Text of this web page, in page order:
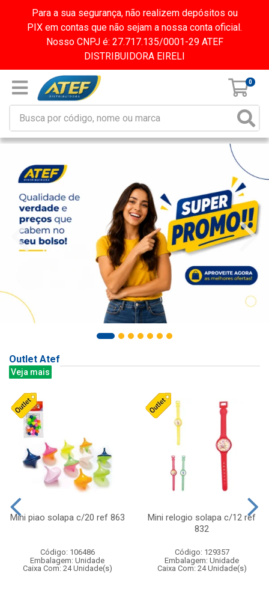
Para a sua segurança, não realizem depósitos ou
PIX em contas que não sejam a nossa conta oficial.
Nosso CNPJ é: 27.717.135/0001-29 ATEF
DISTRIBUIDORA EIRELI
0
Outlet Atef
Veja mais
Mini piao solapa c/20 ref 863
Código: 106486
Embalagem: Unidade
Caixa Com: 24 Unidade(s)
Mini relogio solapa c/12 ref
832
Código: 129357
Embalagem: Unidade
Caixa Com: 24 Unidade(s)